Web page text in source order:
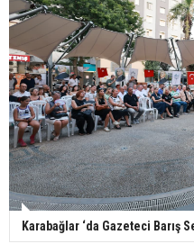
Karabağlar ‘da Gazeteci Barış